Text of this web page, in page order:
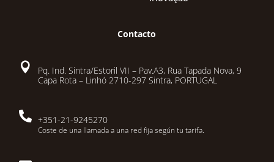
Contacto

Pq. Ind. Sintra/Estoril VII – Pav.A3, Rua Tapada Nova, 9
Capa Rota – Linhó 2710-297 Sintra, PORTUGAL
 +351-21-9245270
Coste de una llamada a una red fija según tu tarifa.